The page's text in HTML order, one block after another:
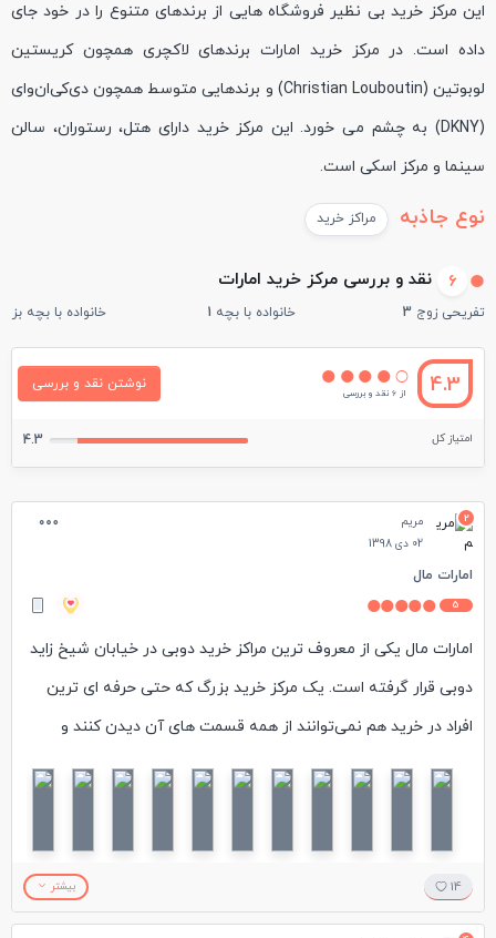
این مرکز خرید بی نظیر فروشگاه هایی از برندهای متنوع را در خود جای
داده است. در مرکز خرید امارات برندهای لاکچری همچون کریستین
لوبوتین (Christian Louboutin) و برندهایی متوسط همچون دی‌کی‌ان‌وای
(DKNY) به چشم می خورد. این مرکز خرید دارای هتل، رستوران، سالن
سینما و مرکز اسکی است.
نوع جاذبه مراکز خرید
6 نقد و بررسی مركز خريد امارات
تفریحی زوج 3 خانواده با بچه 1 خانواده با بچه
4.3 از 6 نقد و بررسی
نوشتن نقد و بررسی
امتیاز کل 4.3
2
مریم
02 دی 1398
امارات مال
5
امارات مال یکی از معروف ترین مراکز خرید دوبی در خیابان شیخ زاید
دوبی قرار گرفته است. یک مرکز خرید بزرگ که حتی حرفه ای ترین
افراد در خرید هم نمی‌توانند از همه قسمت های آن دیدن کنند و
بهترین کار این است که از روی راهنماهای الکترونیک موجود در مرکز
به قسمت مورد نظرتان را نشان می دهند. من در ماه دسامبر و نزدیک
سال نو میلادی از این مرکز خرید دیدن کردم که همه جای این مرکز
14 بیشتر